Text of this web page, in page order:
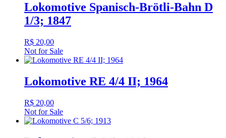
Lokomotive Spanisch-Brötli-Bahn D
1/3; 1847
R$ 20,00
Not for Sale
Lokomotive RE 4/4 II; 1964
R$ 20,00
Not for Sale